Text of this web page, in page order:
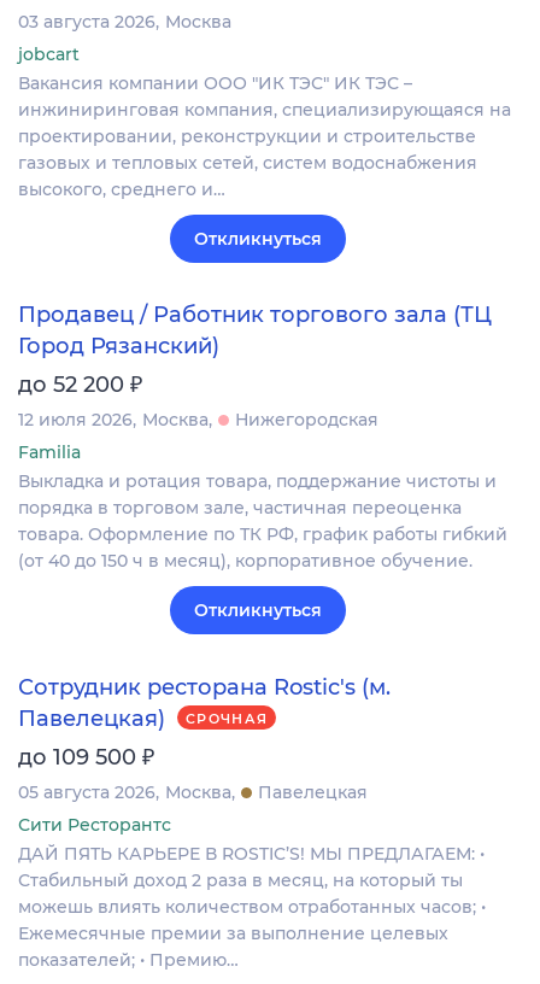
03 августа 2026 Москва
jobcart
Вакансия компании ООО "ИК ТЭС" ИК ТЭС –
инжиниринговая компания, специализирующаяся на
проектировании, реконструкции и строительстве
газовых и тепловых сетей, систем водоснабжения
высокого, среднего и…
Откликнуться
Продавец / Работник торгового зала (ТЦ
Город Рязанский)
до 52 200 ₽
12 июля 2026 Москва
Нижегородская
Familia
Выкладка и ротация товара, поддержание чистоты и
порядка в торговом зале, частичная переоценка
товара. Оформление по ТК РФ, график работы гибкий
(от 40 до 150 ч в месяц), корпоративное обучение.
Откликнуться
Сотрудник ресторана Rostic's (м.
Павелецкая)
СРОЧНАЯ
до 109 500 ₽
05 августа 2026 Москва
Павелецкая
Сити Ресторантс
ДАЙ ПЯТЬ КАРЬЕРЕ В ROSTIC’S! МЫ ПРЕДЛАГАЕМ: •
Стабильный доход 2 раза в месяц, на который ты
можешь влиять количеством отработанных часов; •
Ежемесячные премии за выполнение целевых
показателей; • Премию…